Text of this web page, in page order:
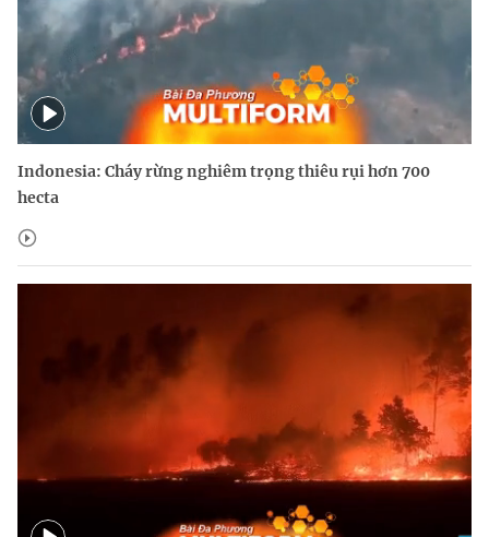
Indonesia: Cháy rừng nghiêm trọng thiêu rụi hơn 700
hecta